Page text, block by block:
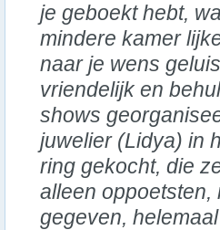
je geboekt hebt,
mindere kamer
naar je wens
vriendelijk en
shows
juwelier (Lidya) in
ring gekocht, die
alleen
gegeven,